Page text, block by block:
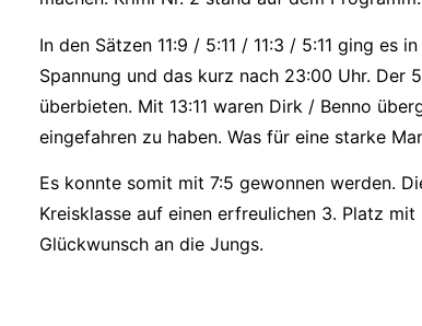
In den Sätzen 11:9 / 5:11 / 11:3 / 5:11 ging es
Spannung und das kurz nach 23:00 Uhr. Der
überbieten. Mit 13:11 waren Dirk / Benno
eingefahren zu haben. Was für eine starke
Es konnte somit mit 7:5 gewonnen werden.
Kreisklasse auf einen erfreulichen 3. Platz
Glückwunsch an die Jungs.